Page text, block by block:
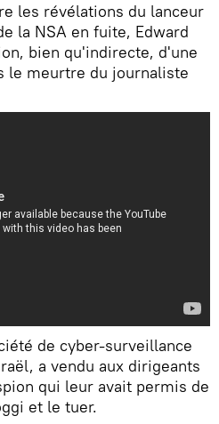
les révélations du lanceur
la NSA en fuite, Edward
bien qu'indirecte, d'une
le meurtre du journaliste
de cyber-surveillance
a vendu aux dirigeants
qui leur avait permis de
et le tuer.